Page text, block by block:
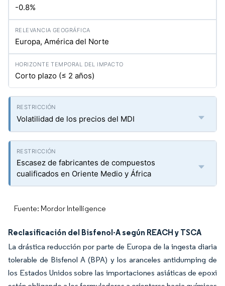
-0.8%
Europa, América del Norte
Corto plazo (≤ 2 años)
Volatilidad de los precios del MDI
Escasez de fabricantes de compuestos
cualificados en Oriente Medio y África
Fuente: Mordor Intelligence
Reclasificación del Bisfenol-A según REACH y TSCA
La drástica reducción por parte de Europa de la ingesta diaria
tolerable de Bisfenol A (BPA) y los aranceles antidumping de
los Estados Unidos sobre las importaciones asiáticas de epoxi